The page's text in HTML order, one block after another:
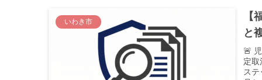
いわき市
【
と
🚨
定取
ス